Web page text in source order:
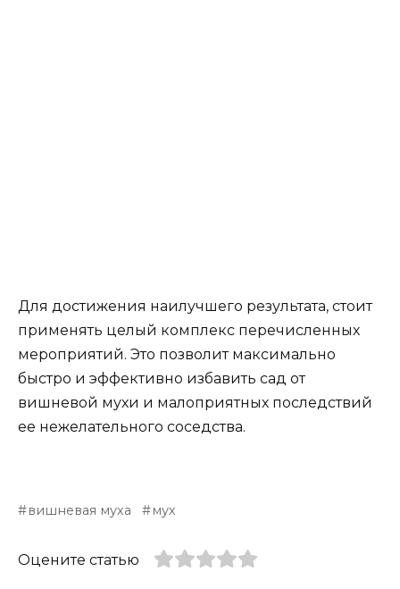
Для достижения наилучшего результата, стоит
применять целый комплекс перечисленных
мероприятий. Это позволит максимально
быстро и эффективно избавить сад от
вишневой мухи и малоприятных последствий
ее нежелательного соседства.
вишневая муха мух
Оцените статью